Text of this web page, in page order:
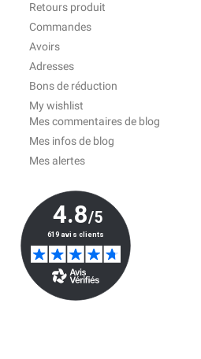
Retours produit
Commandes
Avoirs
Adresses
Bons de réduction
My wishlist
Mes commentaires de blog
Mes infos de blog
Mes alertes